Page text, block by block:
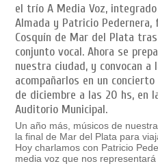
el trío A Media Voz,
Almada y Patricio Pedernera,
Cosquín de Mar del Plata
conjunto vocal. Ahora se
nuestra ciudad, y convocan a
acompañarlos en un
de diciembre a las 20 hs, en
Auditorio Municipal.
Un año más, músicos de
la final de Mar del Plata para
Hoy charlamos con Patricio
media voz que nos representará